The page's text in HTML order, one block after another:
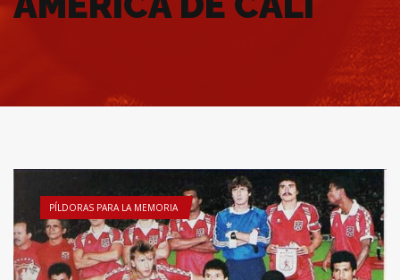
PÍLDORAS PARA LA MEMORIA